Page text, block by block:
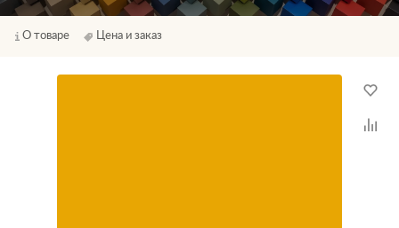
О товаре Цена и заказ